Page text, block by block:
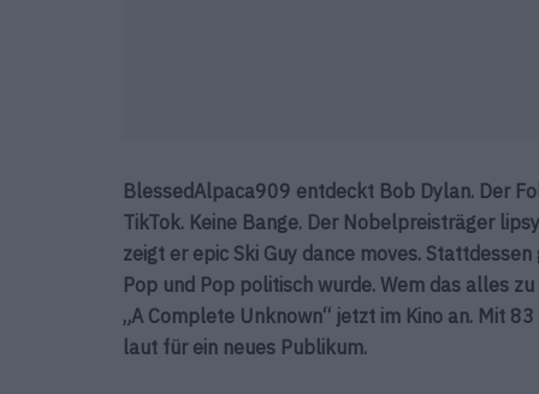
BlessedAlpaca909 entdeckt Bob Dylan. Der
TikTok. Keine Bange. Der Nobelpreisträger
zeigt er epic Ski Guy dance moves.
Pop und Pop politisch wurde. Wem das alles
„A Complete Unknown“ jetzt im Kino an. Mit
laut für ein neues Publikum.